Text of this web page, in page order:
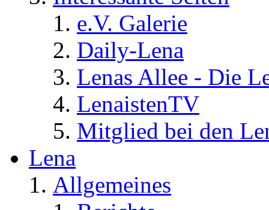
e.V. Galerie
Daily-Lena
Lenas Allee - Die
LenaistenTV
Mitglied bei den
Lena
Allgemeines